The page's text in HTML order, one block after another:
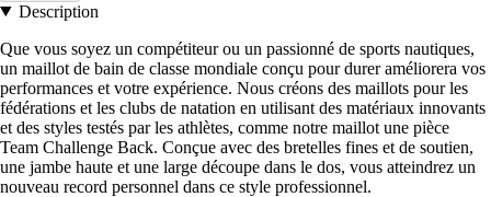
Description
Que vous soyez un compétiteur ou un passionné de sports nautiques,
un maillot de bain de classe mondiale conçu pour durer améliorera vos
performances et votre expérience. Nous créons des maillots pour les
fédérations et les clubs de natation en utilisant des matériaux innovants
et des styles testés par les athlètes, comme notre maillot une pièce
Team Challenge Back. Conçue avec des bretelles fines et de soutien,
une jambe haute et une large découpe dans le dos, vous atteindrez un
nouveau record personnel dans ce style professionnel.